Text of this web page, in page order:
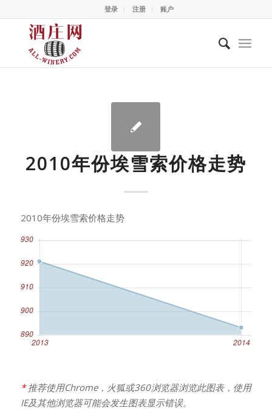
登录 注册 账户
2010年份埃雪索价格走势
2010年份埃雪索价格走势
*推荐使用Chrome，火狐或360浏览器浏览此图表，使用
IE及其他浏览器可能会发生图表显示错误。